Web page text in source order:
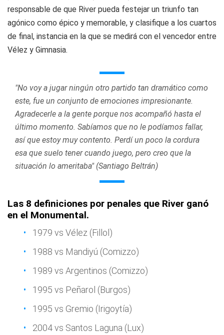
responsable de que River pueda festejar un triunfo tan
agónico como épico y memorable, y clasifique a los cuartos
de final, instancia en la que se medirá con el vencedor entre
Vélez y Gimnasia.
"No voy a jugar ningún otro partido tan dramático como
este, fue un conjunto de emociones impresionante.
Agradecerle a la gente porque nos acompañó hasta el
último momento. Sabíamos que no le podíamos fallar,
así que estoy muy contento. Perdí un poco la cordura
esa que suelo tener cuando juego, pero creo que la
situación lo ameritaba" (Santiago Beltrán)
Las 8 definiciones por penales que River ganó
en el Monumental.
1979 vs Vélez (Fillol)
1988 vs Mandiyú (Comizzo)
1989 vs Argentinos (Comizzo)
1995 vs Peñarol (Burgos)
1995 vs Gremio (Irigoytía)
2004 vs Santos Laguna (Lux)